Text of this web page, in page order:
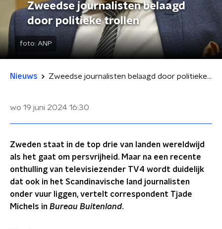
Zweedse journalisten belaagd
door politieke trollen
foto: ANP
Nieuws Zweedse journalisten belaagd door politieke trollen
wo 19 juni 2024 16:30
Zweden staat in de top drie van landen wereldwijd
als het gaat om persvrijheid. Maar na een recente
onthulling van televisiezender TV4 wordt duidelijk
dat ook in het Scandinavische land journalisten
onder vuur liggen, vertelt correspondent Tjade
Michels in Bureau Buitenland.